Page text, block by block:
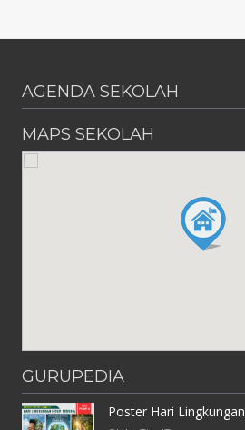
AGENDA SEKOLAH
MAPS SEKOLAH
GURUPEDIA
Poster Hari